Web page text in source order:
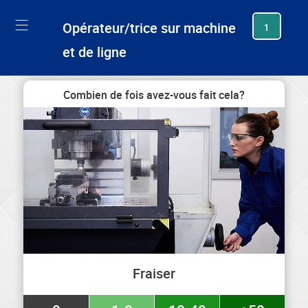
Opérateur/trice sur machine
et de ligne
1
Combien de fois avez-vous fait cela?
Fraiser